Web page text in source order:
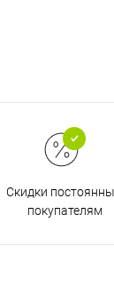
Скидки
покупателям